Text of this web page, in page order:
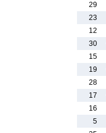
29
23
12
30
15
19
28
17
16
5